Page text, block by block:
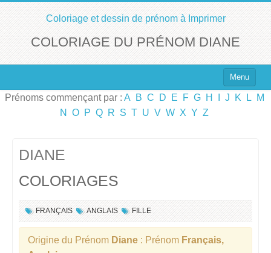
Coloriage et dessin de prénom à Imprimer
COLORIAGE DU PRÉNOM DIANE
Menu
Top 100 des Prénoms
Prénoms commençant par : A B C D E F G H J K L
M
N
O P Q R S T U V W X Y Z
DIANE
COLORIAGES
FRANÇAIS ANGLAIS FILLE
Origine du Prénom Diane : Prénom Français,